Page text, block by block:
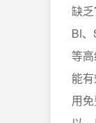
缺
BI
等
能
用